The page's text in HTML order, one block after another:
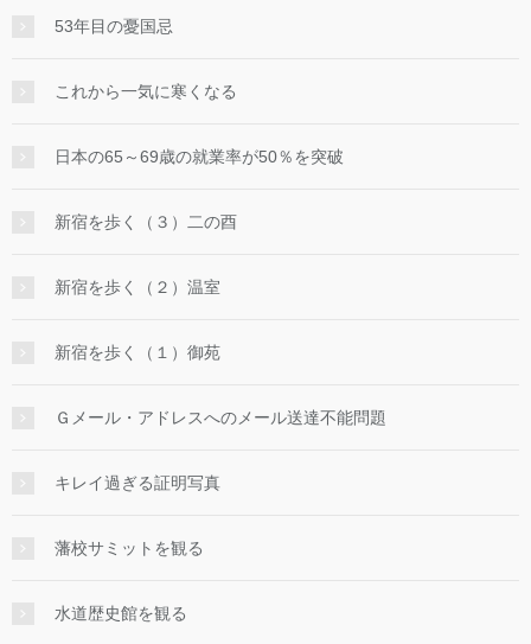
53年目の憂国忌
これから一気に寒くなる
日本の65～69歳の就業率が50％を突破
新宿を歩く（３）二の酉
新宿を歩く（２）温室
新宿を歩く（１）御苑
Ｇメール・アドレスへのメール送達不能問題
キレイ過ぎる証明写真
藩校サミットを観る
水道歴史館を観る